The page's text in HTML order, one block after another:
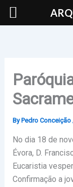
Skip
By Pedro Conceição
No dia 18 de
Évora, D.
Eucaristia
Confirmação a